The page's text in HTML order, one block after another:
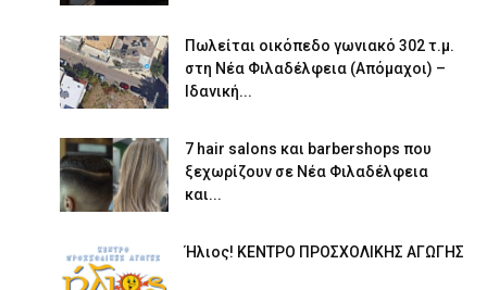
Πωλείται οικόπεδο γωνιακό 302 τ.μ.
στη Νέα Φιλαδέλφεια (Απόμαχοι) –
Ιδανική...
7 hair salons και barbershops που
ξεχωρίζουν σε Νέα Φιλαδέλφεια
και...
Ήλιος! ΚΕΝΤΡΟ ΠΡΟΣΧΟΛΙΚΗΣ ΑΓΩΓΗΣ